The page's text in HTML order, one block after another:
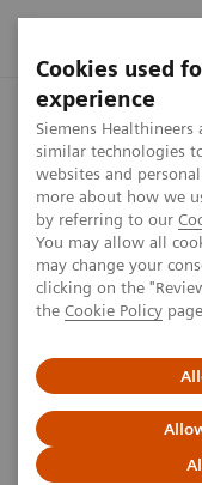
Cookies used
experience
Siemens
similar technologies
websites and
more about how we
by referring to our
You may allow all
may change your
clicking on the
the Cookie Policy
Startseite Presse
Presseinformation
Erste
mit
überträgt
und